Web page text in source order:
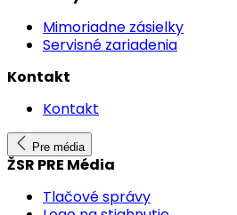
Mimoriadne zásielky
Servisné zariadenia
Kontakt
Kontakt
Pre média
ŽSR PRE Média
Tlačové správy